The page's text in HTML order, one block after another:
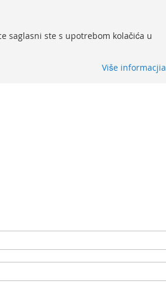
saglasni ste s upotrebom kolačića u
Više informacjia